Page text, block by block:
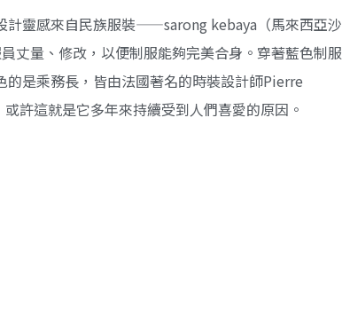
計靈感來自民族服裝——sarong kebaya（馬來西亞沙
丈量、修改，以便制服能夠完美合身。穿著藍色制服
是乘務長，皆由法國著名的時裝設計師Pierre
許這就是它多年來持續受到人們喜愛的原因。